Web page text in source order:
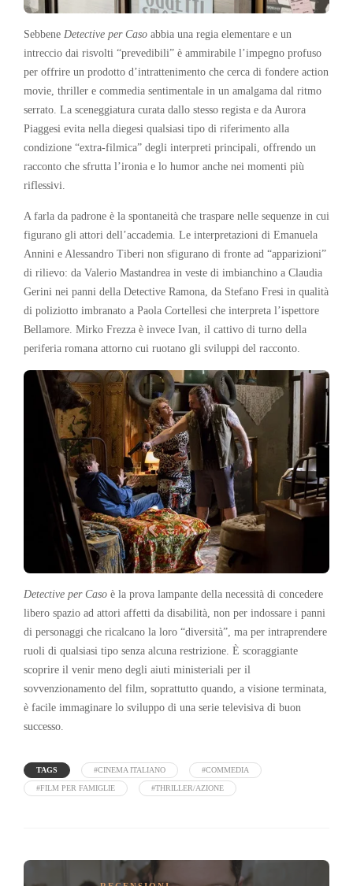
Sebbene Detective per Caso abbia una regia elementare e un
intreccio dai risvolti “prevedibili” è ammirabile l’impegno profuso
per offrire un prodotto d’intrattenimento che cerca di fondere action
movie, thriller e commedia sentimentale in un amalgama dal ritmo
serrato. La sceneggiatura curata dallo stesso regista e da Aurora
Piaggesi evita nella diegesi qualsiasi tipo di riferimento alla
condizione “extra-filmica” degli interpreti principali, offrendo un
racconto che sfrutta l’ironia e lo humor anche nei momenti più
riflessivi.
A farla da padrone è la spontaneità che traspare nelle sequenze in cui
figurano gli attori dell’accademia. Le interpretazioni di Emanuela
Annini e Alessandro Tiberi non sfigurano di fronte ad “apparizioni”
di rilievo: da Valerio Mastandrea in veste di imbianchino a Claudia
Gerini nei panni della Detective Ramona, da Stefano Fresi in qualità
di poliziotto imbranato a Paola Cortellesi che interpreta l’ispettore
Bellamore. Mirko Frezza è invece Ivan, il cattivo di turno della
periferia romana attorno cui ruotano gli sviluppi del racconto.
Detective per Caso è la prova lampante della necessità di concedere
libero spazio ad attori affetti da disabilità, non per indossare i panni
di personaggi che ricalcano la loro “diversità”, ma per intraprendere
ruoli di qualsiasi tipo senza alcuna restrizione. È scoraggiante
scoprire il venir meno degli aiuti ministeriali per il
sovvenzionamento del film, soprattutto quando, a visione terminata,
è facile immaginare lo sviluppo di una serie televisiva di buon
successo.
TAGS #CINEMA ITALIANO #COMMEDIA
#FILM PER FAMIGLIE #THRILLER/AZIONE